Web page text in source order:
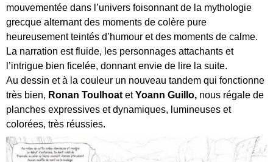
mouvementée dans l’univers foisonnant de la mythologie
grecque alternant des moments de colère pure
heureusement teintés d’humour et des moments de calme.
La narration est fluide, les personnages attachants et
l’intrigue bien ficelée, donnant envie de lire la suite.
Au dessin et à la couleur un nouveau tandem qui fonctionne
très bien, Ronan Toulhoat etYoann Guillo, nous régale de
planches expressives et dynamiques, lumineuses et
colorées, très réussies.